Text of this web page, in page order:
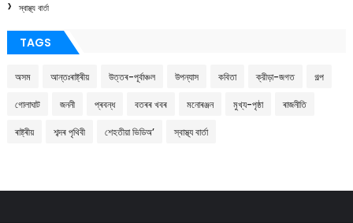
স্বাস্থ্য বাৰ্তা
TAGS
অসম আন্তঃৰাষ্ট্ৰীয় উত্তৰ-পূৰ্বাঞ্চল উপন্যাস কবিতা ক্রীড়া-জগত গল্প
গোলাঘাট জননী প্ৰবন্ধ বতৰৰ খবৰ মনোৰঞ্জন মুখ্য-পৃষ্ঠা ৰাজনীতি
ৰাষ্ট্ৰীয় শব্দৰ পৃথিবী শেহতীয়া ভিডিঅ’ স্বাস্থ্য বাৰ্তা